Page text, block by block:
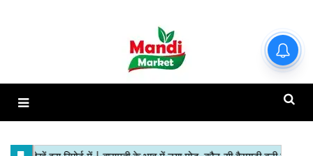
हाजिर मंडियों के ताजा रेट | देखें इस
रिपोर्ट में